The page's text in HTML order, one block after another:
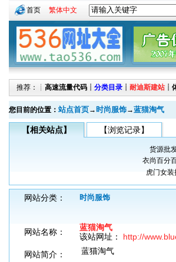
首页 繁体中文
推荐：┊ 高速流量代码 ┊ 分类目录 ┊ 耐迪斯建站 ┊
您目前的位置： 站点首页→ 时尚服饰→蓝猫淘气
【相关站点】 【浏览记录】
货源批
衣尚百分
虎门女装
网站分类： 时尚服饰
网站名称：
蓝猫淘气
该站网址： http://
网站简介：
蓝猫淘气